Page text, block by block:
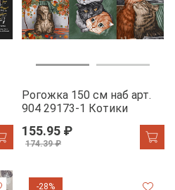
Рогожка 150 см наб арт.
904 29173-1 Котики
155.95 ₽
174.39 ₽
-28%